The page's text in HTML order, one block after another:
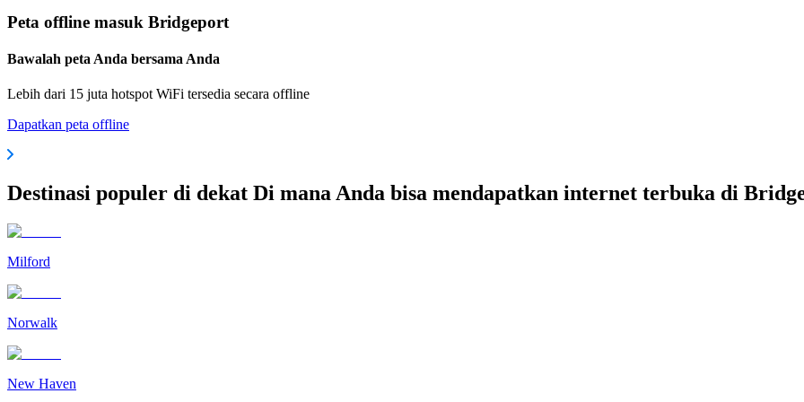
Peta offline masuk Bridgeport
Bawalah peta Anda bersama Anda
Lebih dari 15 juta hotspot WiFi tersedia secara offline
Dapatkan peta offline
Destinasi populer di dekat Di mana Anda bisa mendapatkan internet terbuka di
Milford
Norwalk
New Haven